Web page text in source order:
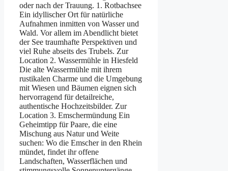
oder nach der Trauung. 1. Rotbachsee
Ein idyllischer Ort für natürliche
Aufnahmen inmitten von Wasser und
Wald. Vor allem im Abendlicht bietet
der See traumhafte Perspektiven und
viel Ruhe abseits des Trubels. Zur
Location 2. Wassermühle in Hiesfeld
Die alte Wassermühle mit ihrem
rustikalen Charme und die Umgebung
mit Wiesen und Bäumen eignen sich
hervorragend für detailreiche,
authentische Hochzeitsbilder. Zur
Location 3. Emschermündung Ein
Geheimtipp für Paare, die eine
Mischung aus Natur und Weite
suchen: Wo die Emscher in den Rhein
mündet, findet ihr offene
Landschaften, Wasserflächen und